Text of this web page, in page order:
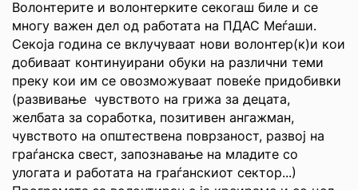
Волонтерите и волонтерките секогаш биле и се
многу важен дел од работата на ПДАС Меѓаши.
Секоја година се вклучуваат нови волонтер(к)и кои
добиваат континуирани обуки на различни теми
преку кои им се овозможуваат повеќе придобивки
(развивање чувството на грижа за децата,
желбата за соработка, позитивен ангажман,
чувството на општествена поврзаност, развој на
граѓанска свест, запознавање на младите со
улогата и работата на граѓанскиот сектор...)